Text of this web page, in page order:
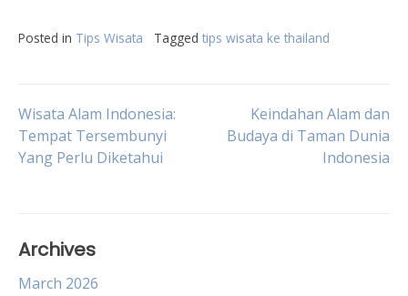
Posted in Tips Wisata Tagged tips wisata ke thailand
Post
navigation
Wisata Alam Indonesia:
Tempat Tersembunyi
Yang Perlu Diketahui
Keindahan Alam dan
Budaya di Taman Dunia
Indonesia
Archives
March 2026